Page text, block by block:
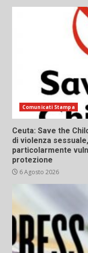
Comunicati Stampa
Ceuta: Save the
di violenza
particolarmente
protezione
6 Agosto 2026